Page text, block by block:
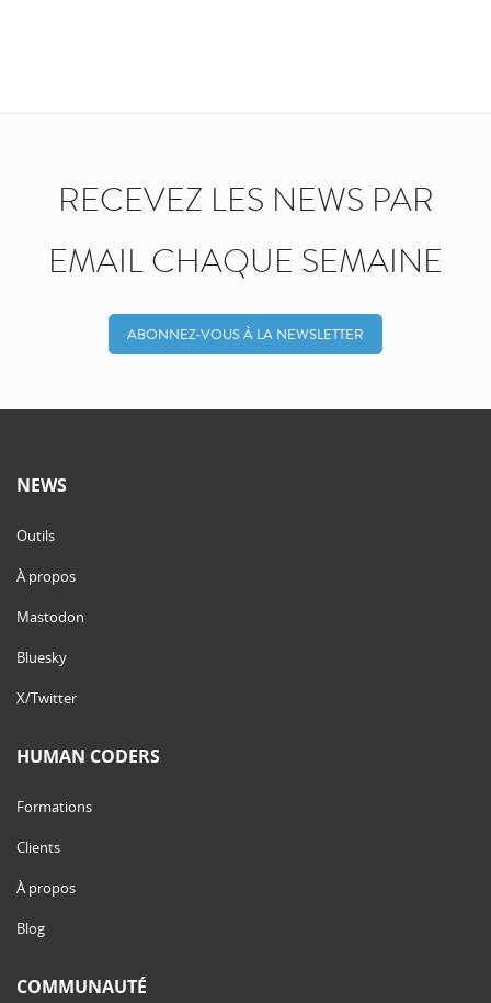
RECEVEZ LES NEWS PAR
EMAIL CHAQUE SEMAINE
ABONNEZ-VOUS À LA NEWSLETTER
NEWS
Outils
À propos
Mastodon
Bluesky
X/Twitter
HUMAN CODERS
Formations
Clients
À propos
Blog
COMMUNAUTÉ